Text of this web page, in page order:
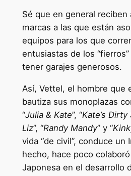
Sé que en general reciben
marcas a las que están
equipos para los que
entusiastas de los
tener garajes generosos.
Así, Vettel, el hombre que
bautiza sus monoplazas
“Julia & Kate”, “Kate’s Dirty
Liz”, “Randy Mandy” y “
vida “de civil”, conduce un
hecho, hace poco
Japonesa en el desarrollo